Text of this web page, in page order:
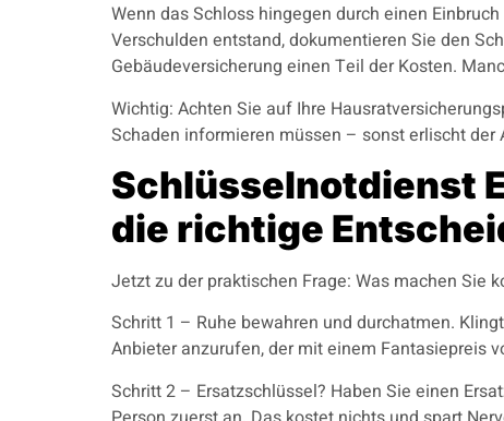
Wenn das Schloss hingegen durch einen
Verschulden entstand, dokumentieren Sie den
Gebäudeversicherung einen Teil der Kosten.
Wichtig: Achten Sie auf Ihre
Schaden informieren müssen – sonst erlischt der
Schlüsselnotdienst
die richtige
Jetzt zu der praktischen Frage: Was machen Sie
Schritt 1 – Ruhe bewahren und durchatmen.
Anbieter anzurufen, der mit einem Fantasiepreis
Schritt 2 – Ersatzschlüssel? Haben Sie einen